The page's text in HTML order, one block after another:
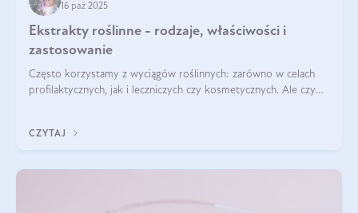
16 paź 2025
Ekstrakty roślinne - rodzaje, właściwości i
zastosowanie
Często korzystamy z wyciągów roślinnych: zarówno w celach
profilaktycznych, jak i leczniczych czy kosmetycznych. Ale czy
CZYTAJ